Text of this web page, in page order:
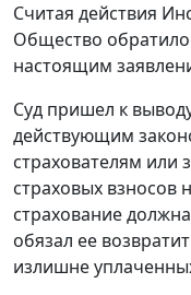
Считая действия
Общество
настоящим
Суд пришел к
действующим
страхователям или
страховых взносов
страхование
обязал ее
излишне